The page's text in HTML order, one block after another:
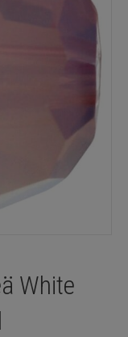
White